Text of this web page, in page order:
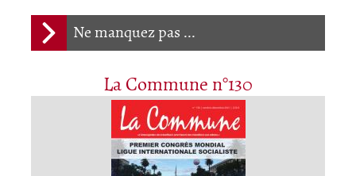
Ne manquez pas ...
La Commune n°130